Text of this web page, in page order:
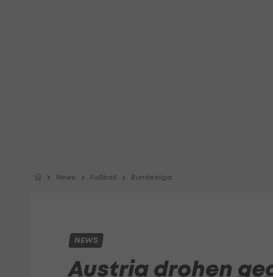
News Fußball Bundesliga
NEWS
Austria drohen